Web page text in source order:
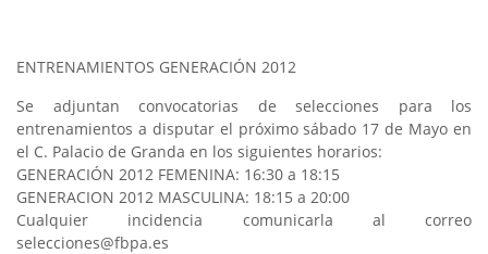
ENTRENAMIENTOS GENERACIÓN 2012
Se adjuntan convocatorias de selecciones para los
entrenamientos a disputar el próximo sábado 17 de Mayo en
el C. Palacio de Granda en los siguientes horarios:
GENERACIÓN 2012 FEMENINA: 16:30 a 18:15
GENERACION 2012 MASCULINA: 18:15 a 20:00
Cualquier incidencia comunicarla al correo
selecciones@fbpa.es